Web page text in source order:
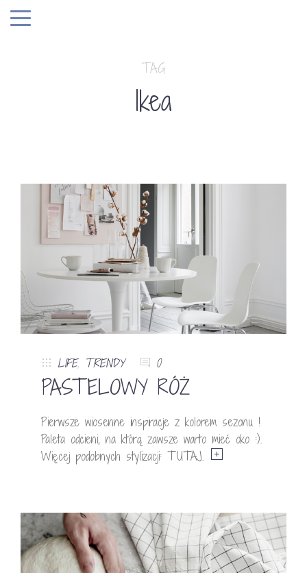
TAG
Ikea
LIFE, TRENDY 0
PASTELOWY RÓŻ
Pierwsze wiosenne inspiracje z kolorem sezonu !
Paleta odcieni, na którą zawsze warto mieć oko :).
Więcej podobnych stylizacji: TUTAJ.